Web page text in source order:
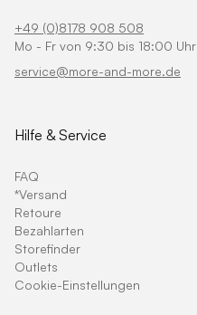
+49 (0)8178 908 508
Mo - Fr von 9:30 bis 18:00 Uhr
service@more-and-more.de
Hilfe & Service
FAQ
*Versand
Retoure
Bezahlarten
Storefinder
Outlets
Cookie-Einstellungen